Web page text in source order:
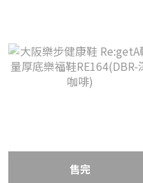
售完